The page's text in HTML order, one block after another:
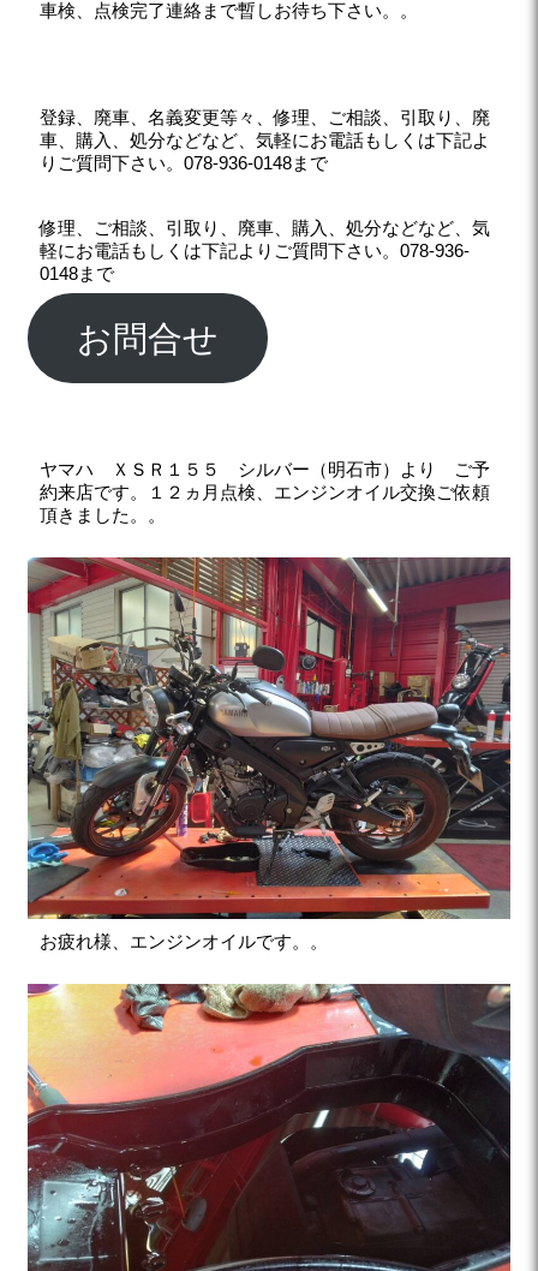
車検、点検完了連絡まで暫しお待ち下さい。。
登録、廃車、名義変更等々、修理、ご相談、引取り、廃
車、購入、処分などなど、気軽にお電話もしくは下記よ
りご質問下さい。078-936-0148まで
修理、ご相談、引取り、廃車、購入、処分などなど、気
軽にお電話もしくは下記よりご質問下さい。078-936-
0148まで
お問合せ
ヤマハ ＸＳＲ１５５ シルバー（明石市）より ご予
約来店です。１２ヵ月点検、エンジンオイル交換ご依頼
頂きました。。
お疲れ様、エンジンオイルです。。